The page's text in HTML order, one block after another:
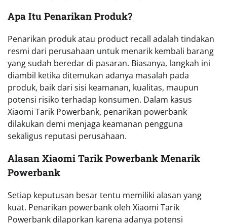
Apa Itu Penarikan Produk?
Penarikan produk atau product recall adalah tindakan
resmi dari perusahaan untuk menarik kembali barang
yang sudah beredar di pasaran. Biasanya, langkah ini
diambil ketika ditemukan adanya masalah pada
produk, baik dari sisi keamanan, kualitas, maupun
potensi risiko terhadap konsumen. Dalam kasus
Xiaomi Tarik Powerbank, penarikan powerbank
dilakukan demi menjaga keamanan pengguna
sekaligus reputasi perusahaan.
Alasan Xiaomi Tarik Powerbank Menarik
Powerbank
Setiap keputusan besar tentu memiliki alasan yang
kuat. Penarikan powerbank oleh Xiaomi Tarik
Powerbank dilaporkan karena adanya potensi